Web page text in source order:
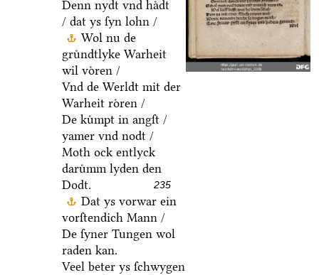
Denn nydt vnd haͤdt
/ dat ys ſyn lohn /
Wol nu de
gruͤndtlyke Warheit
wil voͤren /
Vnd de Werldt mit der
Warheit roͤren /
De kuͤmpt in angſt /
yamer vnd nodt /
Moth ock entlyck
daruͤmm lyden den
Dodt.
235
Dat ys vorwar ein
vorſtendich Mann /
De ſyner Tungen wol
raden kan.
Veel beter ys ſchwygen